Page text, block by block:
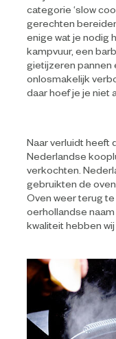
categorie ‘slow
gerechten
enige wat je nodig
kampvuur, een
gietijzeren pannen
onlosmakelijk
daar hoef je je niet
Naar verluidt heeft
Nederlandse
verkochten.
gebruikten de
Oven weer terug
oerhollandse
kwaliteit hebben